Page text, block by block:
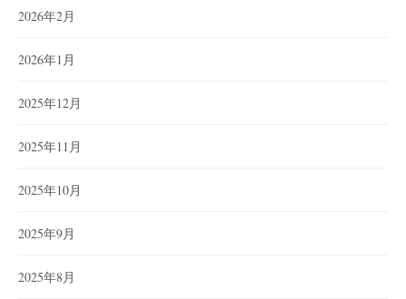
2026年2月
2026年1月
2025年12月
2025年11月
2025年10月
2025年9月
2025年8月